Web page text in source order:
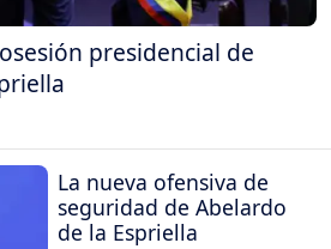
presidencial de
La nueva ofensiva de
seguridad de Abelardo
de la Espriella